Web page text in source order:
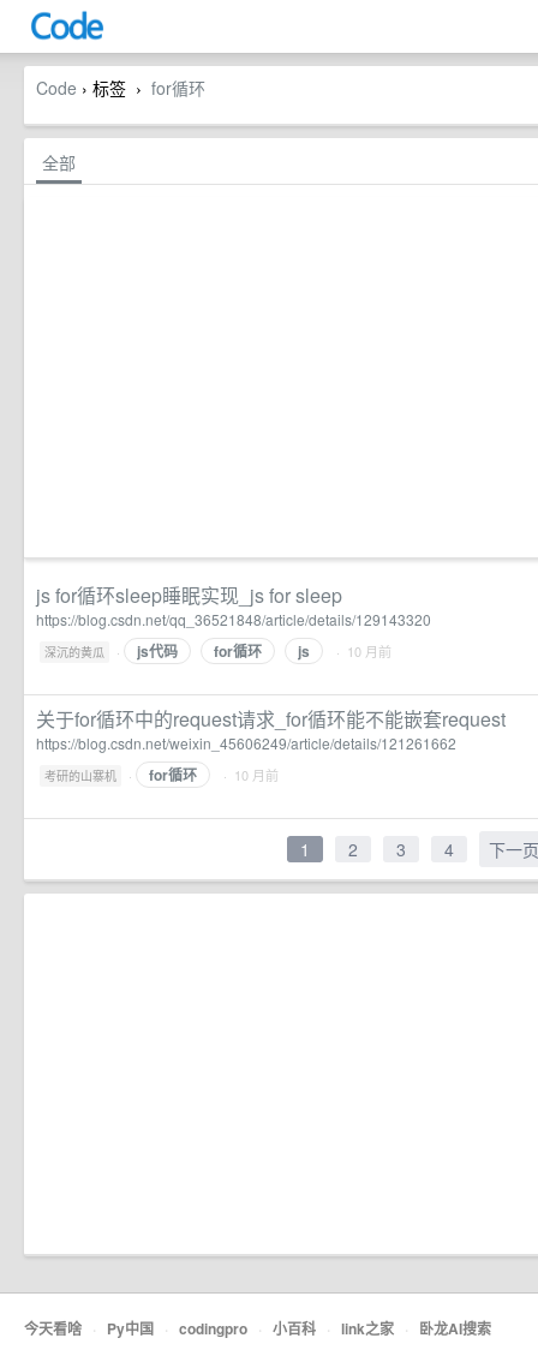
Code › 标签 › for循环
全部
js for循环sleep睡眠实现_js for sleep
https://blog.csdn.net/qq_36521848/article/details/129143320
深沉的黄瓜 · js代码 for循环 js · 10 月前
关于for循环中的request请求_for循环能不能嵌套request
https://blog.csdn.net/weixin_45606249/article/details/121261662
考研的山寨机 · for循环 · 10 月前
1 2 3 4 下一页
今天看啥 · Py中国 · codingpro · 小百科 · link之家 · 卧龙AI搜索